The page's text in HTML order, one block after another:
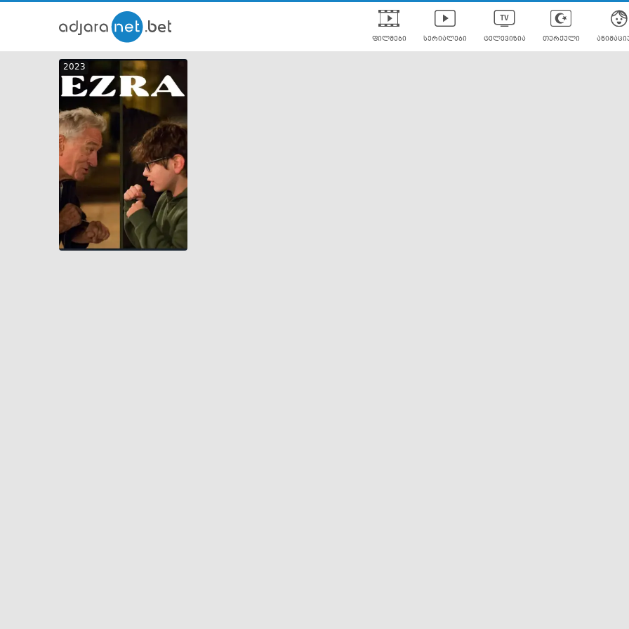
ფილმები სერიალები ტელევიზია თურქული
2023
GEO ENG RUS